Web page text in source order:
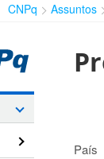
CNPq Assuntos
País